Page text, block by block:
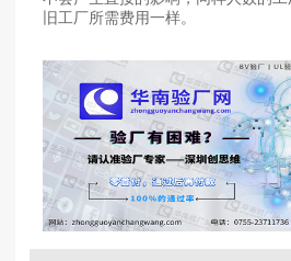
旧工厂所需费用一样。